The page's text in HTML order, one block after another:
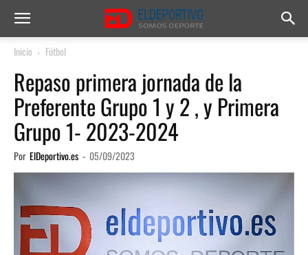
Inicio Fútbol
Repaso primera jornada de la
Preferente Grupo 1 y 2 , y Primera
Grupo 1- 2023-2024
Por ElDeportivo.es - 05/09/2023